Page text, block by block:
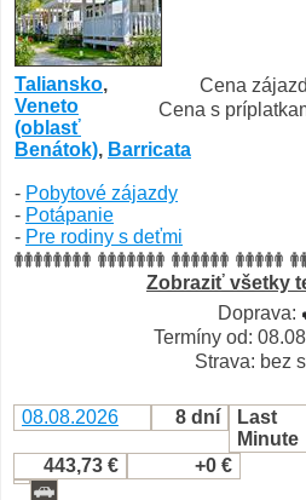
Cena
Cena s
Taliansko,
Veneto
(oblasť
Benátok), Barricata
- Pobytové zájazdy
- Potápanie
- Pre rodiny s deťmi
Zobraziť všetky
Doprava:
Termíny od:
Strava: bez
08.08.2026 8 dní
Last
Minute
443,73 €
+0 €